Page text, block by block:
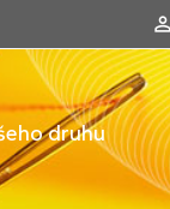
druhu